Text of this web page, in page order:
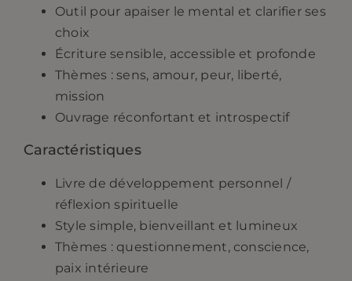
Outil pour apaiser le mental et clarifier ses
choix
Écriture sensible, accessible et profonde
Thèmes : sens, amour, peur, liberté,
mission
Ouvrage réconfortant et introspectif
Caractéristiques
Livre de développement personnel /
réflexion spirituelle
Style simple, bienveillant et lumineux
Thèmes : questionnement, conscience,
paix intérieure